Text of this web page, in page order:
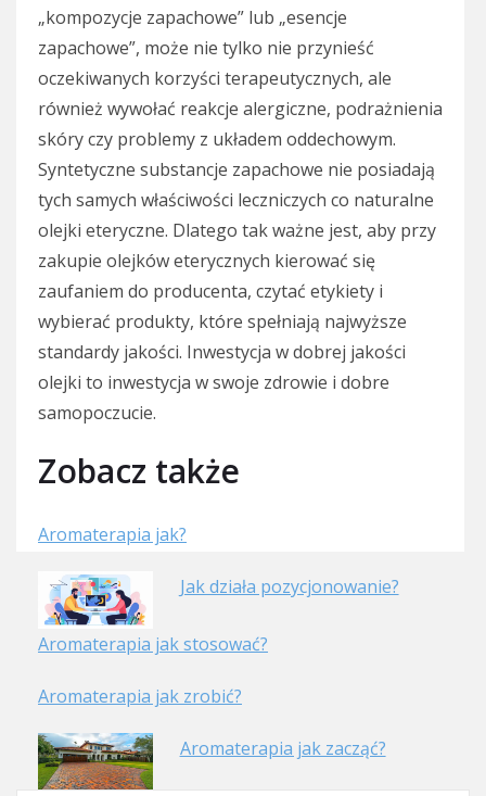
„kompozycje zapachowe” lub „esencje
zapachowe”, może nie tylko nie przynieść
oczekiwanych korzyści terapeutycznych, ale
również wywołać reakcje alergiczne, podrażnienia
skóry czy problemy z układem oddechowym.
Syntetyczne substancje zapachowe nie posiadają
tych samych właściwości leczniczych co naturalne
olejki eteryczne. Dlatego tak ważne jest, aby przy
zakupie olejków eterycznych kierować się
zaufaniem do producenta, czytać etykiety i
wybierać produkty, które spełniają najwyższe
standardy jakości. Inwestycja w dobrej jakości
olejki to inwestycja w swoje zdrowie i dobre
samopoczucie.
Zobacz także
Aromaterapia jak?
Jak działa pozycjonowanie?
Aromaterapia jak stosować?
Aromaterapia jak zrobić?
Aromaterapia jak zacząć?